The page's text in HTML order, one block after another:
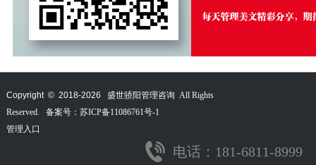
Copyright © 2018-2026
盛世骄阳管理咨询 All Rights
Reserved. 备案号： 苏ICP备11086761号-1
管理入口
电话：181-6811-8999